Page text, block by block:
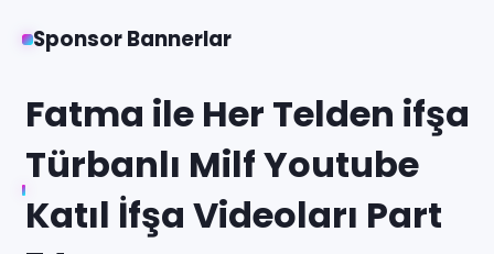
Sponsor Bannerlar
Fatma ile Her Telden ifşa
Türbanlı Milf Youtube
Katıl İfşa Videoları Part